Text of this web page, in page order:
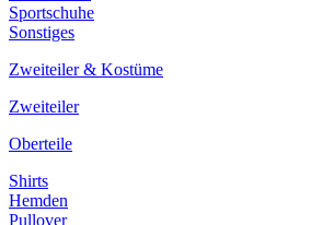
Sportschuhe
Sonstiges
Zweiteiler & Kostüme
Zweiteiler
Oberteile
Shirts
Hemden
Pullover